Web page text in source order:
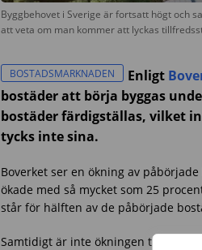
Byggbehovet i Sverige är fortsatt högt och
att veta om man kommer att lyckas
BOSTADSMARKNADEN Enligt
bostäder att börja byggas
bostäder färdigställas, vilket
tycks inte sina.
Boverket ser en ökning av
ökade med så mycket som 25
står för hälften av de påbörjade
Samtidigt är inte ökningen tillräcklig